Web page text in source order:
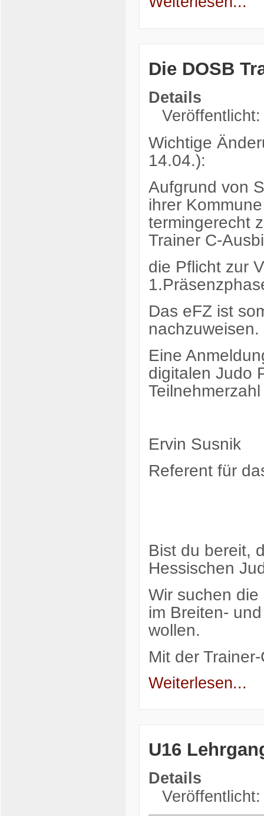
Die DOSB
Details
Wichtige
14.04.):
Aufgrund von
ihrer
termingerecht
Trainer C-
die Pflicht zur
Das eFZ ist
nachzuweisen.
Eine
digitalen Judo
Ervin Susnik
Referent für
Bist du bereit,
Hessischen
Wir suchen
im Breiten-
wollen.
Mit der
Weiterlesen...
U16
Details